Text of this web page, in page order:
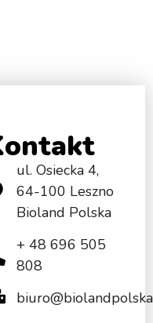
ul. Osiecka 4,
64-100 Leszno
Bioland Polska
+ 48 696 505
808